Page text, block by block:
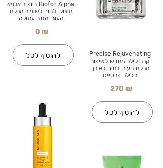
Biofor Alpha ביופור אלפא
מיצוק ולחות לשיפור מרקם
העור והזנה עמוקה
0 ₪
להוסיף לסל
Precise Rejuvenating
קרם לילה מחדש לשיפור
מרקם העור ולחות לאורך
הלילה פרסייס
270 ₪
להוסיף לסל